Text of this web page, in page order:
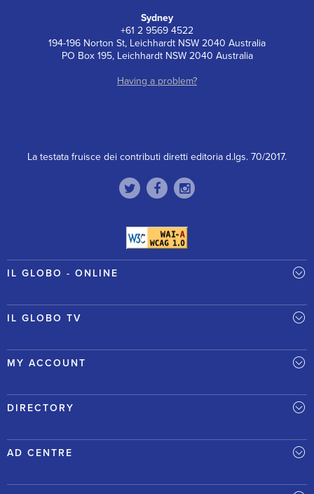
Sydney
+61 2 9569 4522
194-196 Norton St, Leichhardt NSW 2040 Australia
PO Box 195, Leichhardt NSW 2040 Australia
Having a problem?
La testata fruisce dei contributi diretti editoria d.lgs. 70/2017.
IL GLOBO - ONLINE
IL GLOBO TV
MY ACCOUNT
DIRECTORY
AD CENTRE